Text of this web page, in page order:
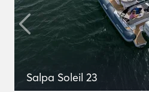
Salpa Soleil 23